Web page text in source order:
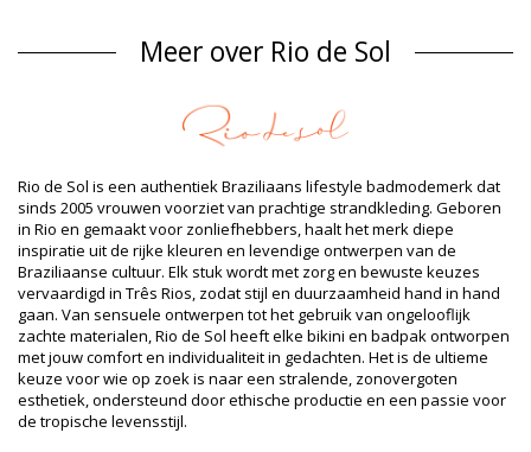
Bikinibroekje Bruin Rio de Sol SPRING
Materiaal buitenlaag: 84% Nylon, 16% Spandex (LYCRA) - OEKO-
TEX - Chlorine Resistant
Voering: 84% Polyamide, 16% Elastane - Oeko-Tex
UV-bescherming: UPF 50+
Productgegevens
Afdeling: Dames, Bikinibroekje
Verpakking omvat: 1 x Bikinibroekje (Andere accessoires niet
inbegrepen)
HS CODE: 6112.41.0010
SKU: 1981127096
EAN: XS (7899810457929), S (7899810457936), M (7899810457943),
L (7899810457950), XL (7899810457967)
Gewicht: 45g / 0.1lb / 1.59oz
Print is niet exact en kan variëren afhankelijk van het model
Geretoucheerde foto's
Meer over Rio de Sol
Rio de Sol is een authentiek Braziliaans lifestyle badmodemerk dat
sinds 2005 vrouwen voorziet van prachtige strandkleding. Geboren
in Rio en gemaakt voor zonliefhebbers, haalt het merk diepe
inspiratie uit de rijke kleuren en levendige ontwerpen van de
Braziliaanse cultuur. Elk stuk wordt met zorg en bewuste keuzes
vervaardigd in Três Rios, zodat stijl en duurzaamheid hand in hand
gaan. Van sensuele ontwerpen tot het gebruik van ongelooflijk
zachte materialen, Rio de Sol heeft elke bikini en badpak ontworpen
met jouw comfort en individualiteit in gedachten. Het is de ultieme
keuze voor wie op zoek is naar een stralende, zonovergoten
esthetiek, ondersteund door ethische productie en een passie voor
de tropische levensstijl.